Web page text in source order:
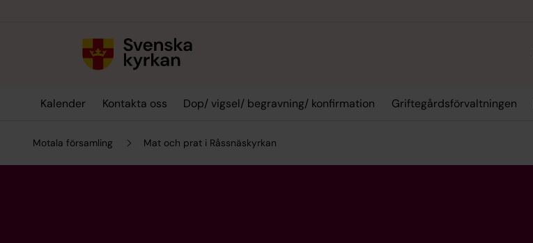
Kalender Kontakta oss Dop/ vigsel/ begravning/ konfirmation Griftegårdsförvaltningen
Motala församling Mat och prat i Råssnäskyrkan